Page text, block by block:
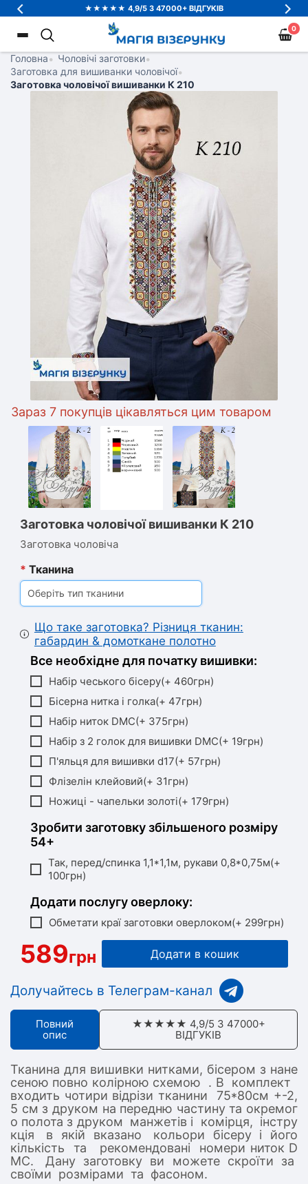
★★★★★ 4,9/5 З 47000+ ВІДГУКІВ
0
Головна• Чоловічі заготовки•
Заготовка для вишиванки чоловічої•
Заготовка чоловічої вишиванки К 210
7 покупців цікавляться цим товаром
Заготовка чоловічої вишиванки К 210
Заготовка чоловіча
* Тканина
Оберіть тип тканини
Що таке заготовка? Різниця тканин:
габардин & домоткане полотно
Все необхідне для початку вишивки:
Набір чеського бісеру(+ 460грн)
Бісерна нитка і голка(+ 47грн)
Набір ниток DMC(+ 375грн)
Набір з 2 голок для вишивки DMC(+ 19грн)
П'яльця для вишивки d17(+ 57грн)
Флізелін клейовий(+ 31грн)
Ножиці - чапельки золоті(+ 179грн)
Зробити заготовку збільшеного розміру
54+
Так, перед/спинка 1,1*1,1м, рукави 0,8*0,75м(+
100грн)
Додати послугу оверлоку:
Обметати краї заготовки оверлоком(+ 299грн)
589грн Додати в кошик
Долучайтесь в Телеграм-канал
Повний
опис
★★★★★ 4,9/5 З 47000+
ВІДГУКІВ
Тканина для вишивки нитками, бісером з нане
сеною повно колірною схемою . В комплект
входить чотири відрізи тканини 75*80см +-2,
5 см з друком на передню частину та окремог
о полота з друком манжетів і комірця, інстру
кція в якій вказано кольори бісеру і його
кількість та рекомендовані номери ниток D
MC. Дану заготовку ви можете скроїти за
своїми розмірами та фасоном.